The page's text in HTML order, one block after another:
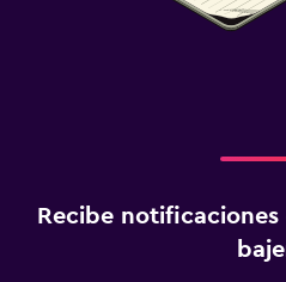
Recibe